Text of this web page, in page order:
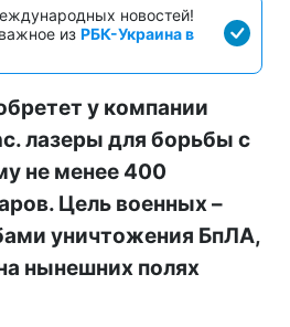
новостей!
из РБК-Украина в
у компании
лазеры для борьбы с
не менее 400
Цель военных –
уничтожения БпЛА,
нынешних полях